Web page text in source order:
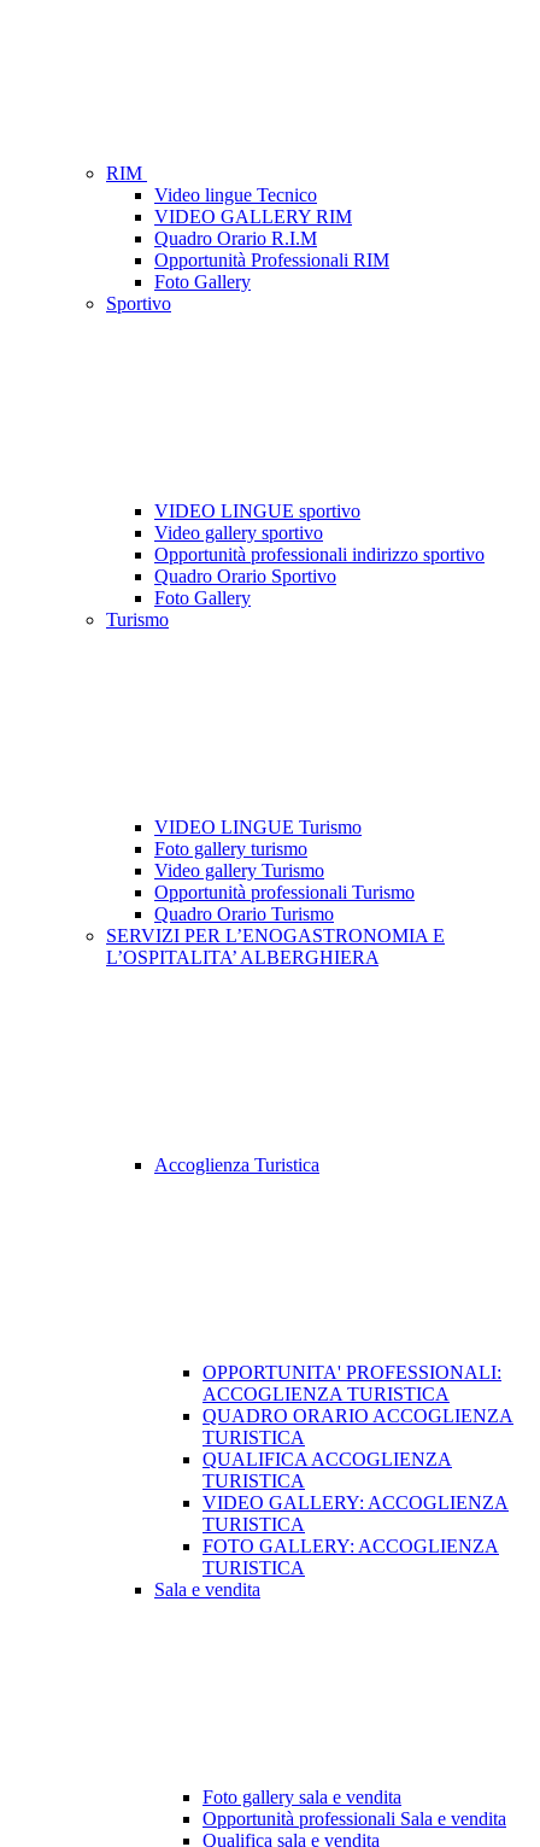
RIM
Video lingue Tecnico
VIDEO GALLERY RIM
Quadro Orario R.I.M
Opportunità Professionali RIM
Foto Gallery
Sportivo
VIDEO LINGUE sportivo
Video gallery sportivo
Opportunità professionali indirizzo sportivo
Quadro Orario Sportivo
Foto Gallery
Turismo
VIDEO LINGUE Turismo
Foto gallery turismo
Video gallery Turismo
Opportunità professionali Turismo
Quadro Orario Turismo
SERVIZI PER L’ENOGASTRONOMIA E
L’OSPITALITA’ ALBERGHIERA
Accoglienza Turistica
OPPORTUNITA' PROFESSIONALI:
ACCOGLIENZA TURISTICA
QUADRO ORARIO ACCOGLIENZA
TURISTICA
QUALIFICA ACCOGLIENZA
TURISTICA
VIDEO GALLERY: ACCOGLIENZA
TURISTICA
FOTO GALLERY: ACCOGLIENZA
TURISTICA
Sala e vendita
Foto gallery sala e vendita
Opportunità professionali Sala e vendita
Qualifica sala e vendita